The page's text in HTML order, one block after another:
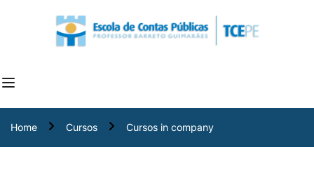
Home Cursos Cursos in company